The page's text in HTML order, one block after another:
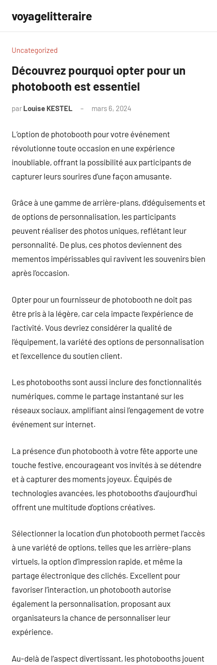
contenu
voyagelitteraire
Uncategorized
Découvrez pourquoi opter pour un
photobooth est essentiel
par Louise KESTEL mars 6, 2024
L’option de photobooth pour votre événement
révolutionne toute occasion en une expérience
inoubliable, offrant la possibilité aux participants de
capturer leurs sourires d’une façon amusante.
Grâce à une gamme de arrière-plans, d’déguisements et
de options de personnalisation, les participants
peuvent réaliser des photos uniques, reflétant leur
personnalité. De plus, ces photos deviennent des
mementos impérissables qui ravivent les souvenirs bien
après l’occasion.
Opter pour un fournisseur de photobooth ne doit pas
être pris à la légère, car cela impacte l’expérience de
l’activité. Vous devriez considérer la qualité de
l’équipement, la variété des options de personnalisation
et l’excellence du soutien client.
Les photobooths sont aussi inclure des fonctionnalités
numériques, comme le partage instantané sur les
réseaux sociaux, amplifiant ainsi l’engagement de votre
événement sur internet.
La présence d’un photobooth à votre fête apporte une
touche festive, encourageant vos invités à se détendre
et à capturer des moments joyeux. Équipés de
technologies avancées, les photobooths d’aujourd’hui
offrent une multitude d’options créatives.
Sélectionner la location d’un photobooth permet l’accès
à une variété de options, telles que les arrière-plans
virtuels, la option d’impression rapide, et même la
partage électronique des clichés. Excellent pour
favoriser l’interaction, un photobooth autorise
également la personnalisation, proposant aux
organisateurs la chance de personnaliser leur
expérience.
Au-delà de l’aspect divertissant, les photobooths jouent